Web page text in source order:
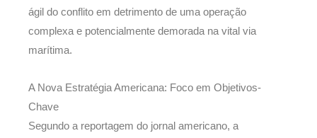
ágil do conflito em detrimento de uma operação
complexa e potencialmente demorada na vital via
marítima.
A Nova Estratégia Americana: Foco em Objetivos-
Chave
Segundo a reportagem do jornal americano, a